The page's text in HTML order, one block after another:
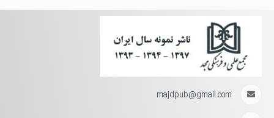
majdpub@gmail.com